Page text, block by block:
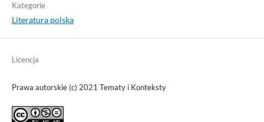
Kategorie
Literatura polska
Licencja
Prawa autorskie (c) 2021 Tematy i Konteksty